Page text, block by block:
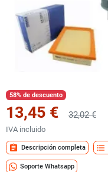
58% de descuento
13,45 € 32,02 €
IVA incluido
assignment Descripción completa format_list_bulleted
Soporte Whatsapp